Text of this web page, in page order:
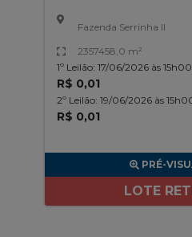
Fazenda Serrinha II
2357458,0 m²
1º Leilão: 17/06/2026 às 15h00
R$ 0,01
2º Leilão: 19/06/2026 às
R$ 0,01
PRÉ-
LOTE